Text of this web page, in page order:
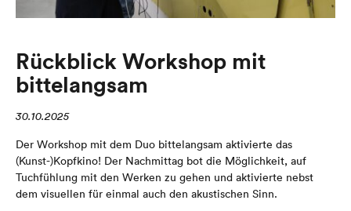
Rückblick Workshop mit
bittelangsam
30.10.2025
Der Workshop mit dem Duo bittelangsam aktivierte das
(Kunst-)Kopfkino! Der Nachmittag bot die Möglichkeit, auf
Tuchfühlung mit den Werken zu gehen und aktivierte nebst
dem visuellen für einmal auch den akustischen Sinn.